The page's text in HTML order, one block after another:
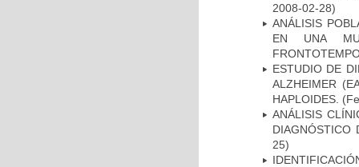
2008-02-28)
ANÁLISIS
EN UNA
ESTUDIO DE
ALZHEIMER
HAPLOIDES.
ANÁLISIS
DIAGNÓSTICO
25)